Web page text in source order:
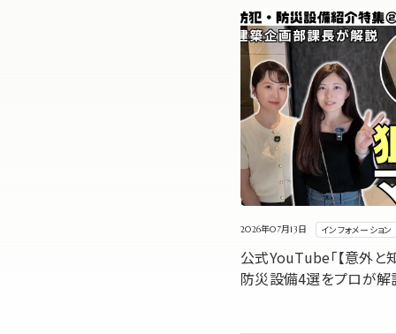
2026年07月13日 インフォメーション
公式YouTube「【意外と
防災設備4選をプロが解